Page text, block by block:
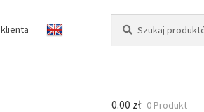
0.00 zł 0 Produkt